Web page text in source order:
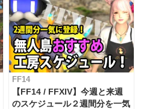
FF14
【FF14 / FFXIV】今週と来週
のスケジュール２週間分を一気